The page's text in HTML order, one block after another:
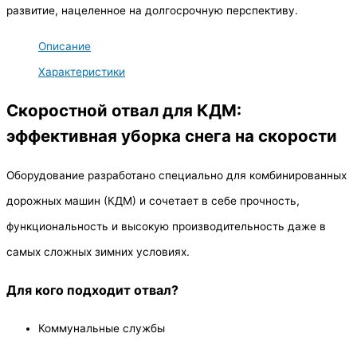
развитие, нацеленное на долгосрочную перспективу.
Описание
Характеристики
Скоростной отвал для КДМ:
эффективная уборка снега на скорости
Оборудование разработано специально для комбинированных
дорожных машин (КДМ) и сочетает в себе прочность,
функциональность и высокую производительность даже в
самых сложных зимних условиях.
Для кого подходит отвал?
Коммунальные службы